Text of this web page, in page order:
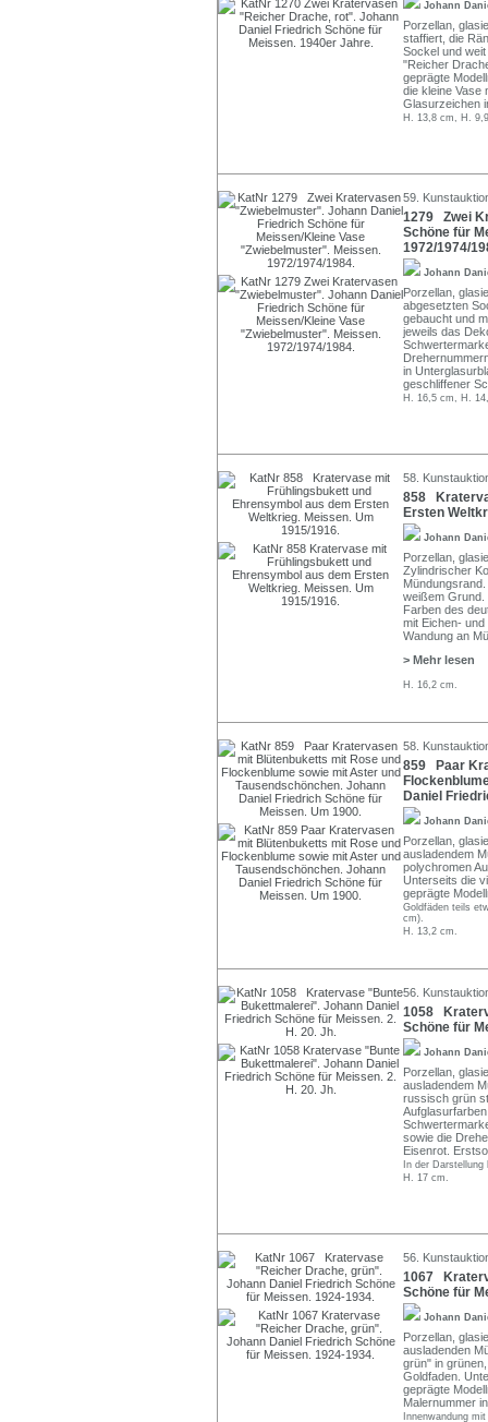
Johann
Porzellan,
staffiert, die
Sockel und
"Reicher
geprägte
die kleine Vase
Glasurzeichen
H. 13,8 cm, H.
59.
1279 Zwei
Schöne für
1972/1974/
Johann
Porzellan,
abgesetzten
gebaucht und
jeweils das
in
geschliffener
H. 16,5 cm, H.
58.
858
Ersten
Johann
Porzellan,
Zylindrischer
weißem Grund.
Farben des
mit Eichen-
Wandung an
> Mehr lesen
H. 16,2 cm.
58.
859 Paar
Daniel
Johann
Porzellan,
ausladendem
polychromen
Unterseits die
geprägte
Goldfäden teils
cm).
H. 13,2 cm.
56.
1058
Schöne für
Johann
Porzellan,
ausladendem
russisch grün
sowie die
Eisenrot.
In der
H. 17 cm.
56.
1067
Schöne für
Johann
Porzellan,
ausladenden
grün" in
Goldfaden.
geprägte
Malernummer
Innenwandung